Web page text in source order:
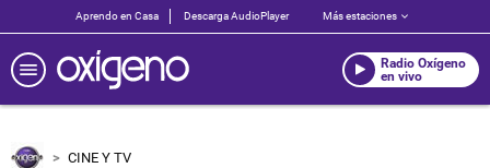
Aprendo en Casa Descarga AudioPlayer Más estaciones
Radio Oxígeno
en vivo
CINE Y TV